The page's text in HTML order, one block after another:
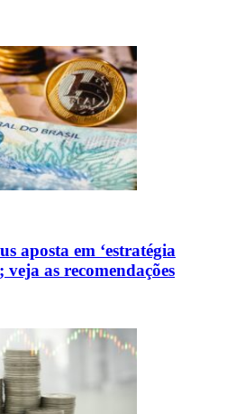
aposta em ‘estratégia
veja as recomendações